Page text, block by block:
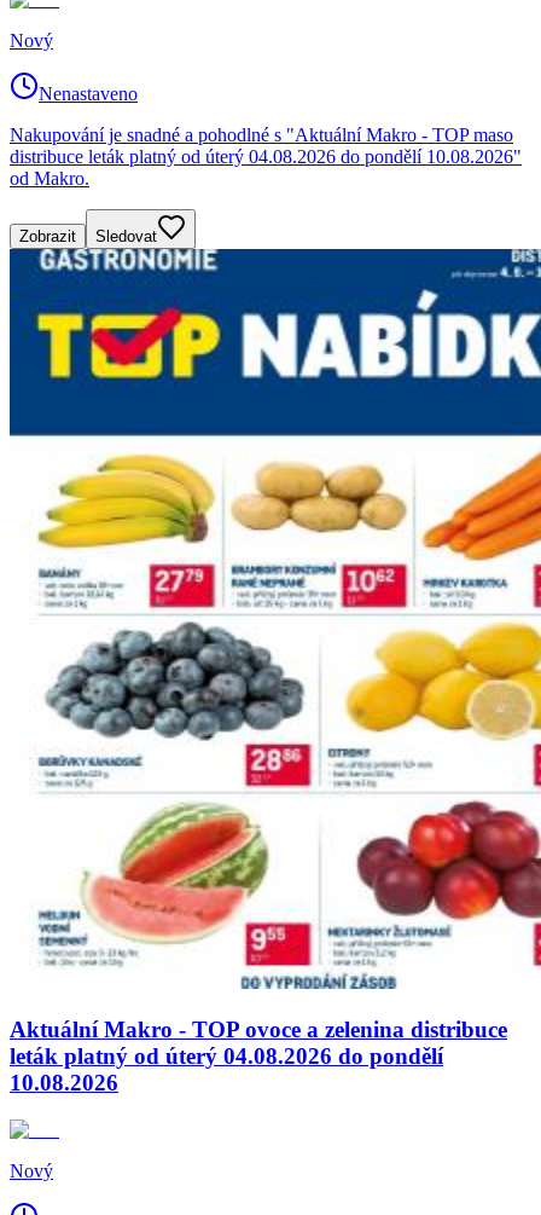
Nový
Nenastaveno
Nakupování je snadné a pohodlné s "Aktuální Makro - TOP maso
distribuce leták platný od úterý 04.08.2026 do pondělí 10.08.2026"
od Makro.
Zobrazit Sledovat
Aktuální Makro - TOP ovoce a zelenina distribuce
leták platný od úterý 04.08.2026 do pondělí
10.08.2026
Nový